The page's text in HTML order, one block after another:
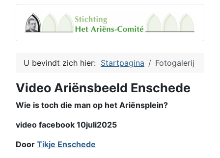
U bevindt zich hier: Startpagina Fotogalerij
Video Ariënsbeeld Enschede
Wie is toch die man op het Ariënsplein?
video facebook 10juli2025
Door Tikje Enschede